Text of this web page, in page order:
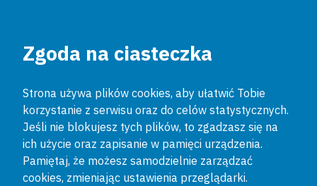
Zgoda na ciasteczka
Strona używa plików cookies, aby ułatwić Tobie
korzystanie z serwisu oraz do celów statystycznych.
Jeśli nie blokujesz tych plików, to zgadzasz się na
ich użycie oraz zapisanie w pamięci urządzenia.
Pamiętaj, że możesz samodzielnie zarządzać
cookies, zmieniając ustawienia przeglądarki.